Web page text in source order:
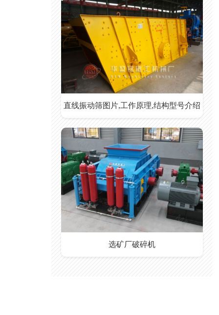
直线振动筛图片,工作原理,结构型号介绍
选矿厂破碎机